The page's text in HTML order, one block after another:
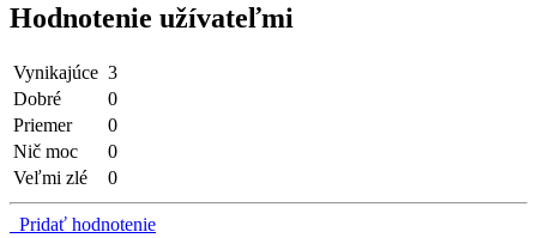
Hodnotenie užívateľmi
Vynikajúce 3
Dobré
0
Priemer
0
Nič moc
0
Veľmi zlé
0
Pridať hodnotenie